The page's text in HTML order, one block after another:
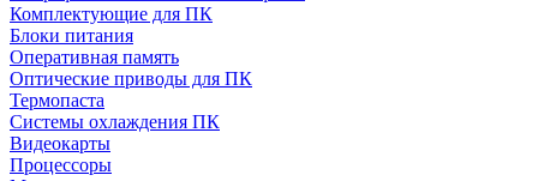
Комплектующие для ПК
Блоки питания
Оперативная память
Оптические приводы для ПК
Термопаста
Системы охлаждения ПК
Видеокарты
Процессоры